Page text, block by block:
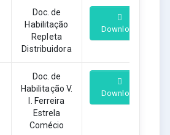
Doc. de
Habilitação
Repleta
Distribuidora
Download
Doc. de
Habilitação V.
I. Ferreira
Estrela
Comécio
Download